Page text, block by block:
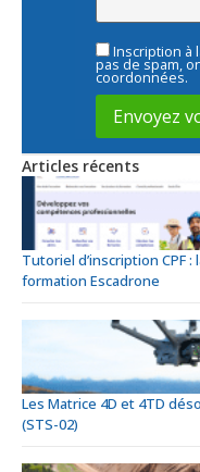
Inscription à
pas de spam,
coordonnées.
Articles récents
Tutoriel d’inscription CPF
formation Escadrone
Les Matrice 4D et 4TD
(STS-02)